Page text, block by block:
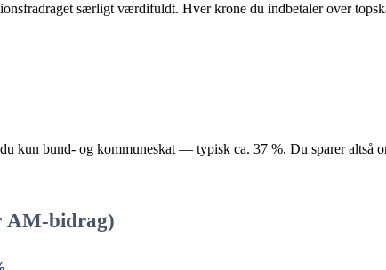
særligt værdifuldt. Hver krone du indbetaler over
kun bund- og kommune­skat — typisk ca. 37 %. Du sparer
AM-bidrag)